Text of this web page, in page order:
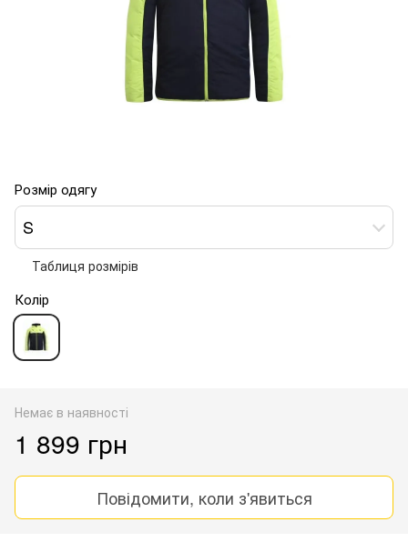
Розмір одягу
S
Таблиця розмірів
Колір
Немає в наявності
1 899 грн
Повідомити, коли з'явиться